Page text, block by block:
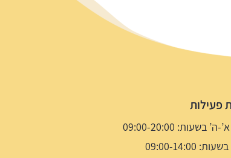
פעילות
בשעות: 09:00-20:00
09:00-14:00